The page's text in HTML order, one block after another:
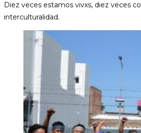
Diez veces estamos vivxs, diez veces
interculturalidad.